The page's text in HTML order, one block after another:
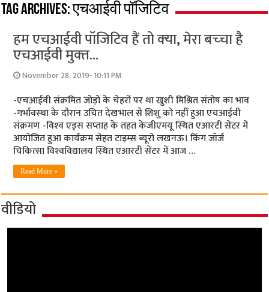
Tag Archives:एचआईवी पॉजिटिव
हम एचआईवी पॉजिटिव हैं तो क्‍या, मेरा बच्‍चा है
एचआईवी मुक्‍त…
November 28, 2019- 10:11 PM
-एचआईवी संक्रमित जोड़ों के चेहरों पर था खुशी मिश्रित संतोष का भाव
-गर्भावस्‍था के दौरान उचित देखभाल से शिशु को नहीं हुआ एचआईवी
संक्रमण -विश्‍व एड्स सप्‍ताह के तहत केजीएमयू स्थित एआरटी सेंटर में
आयोजित हुआ कार्यक्रम सेहत टाइम्‍स ब्‍यूरो लखनऊ। किंग जॉर्ज
चिकित्‍सा विश्‍वविद्यालय स्थित एआरटी सेंटर में आज …
Read More »
वीडियो